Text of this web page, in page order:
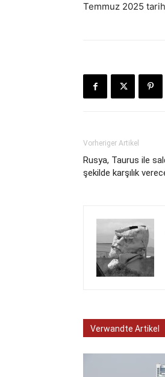
Temmuz 2025
Vorheriger Artikel
Rusya, Taurus ile
şekilde karşılık
Verwandte Artikel